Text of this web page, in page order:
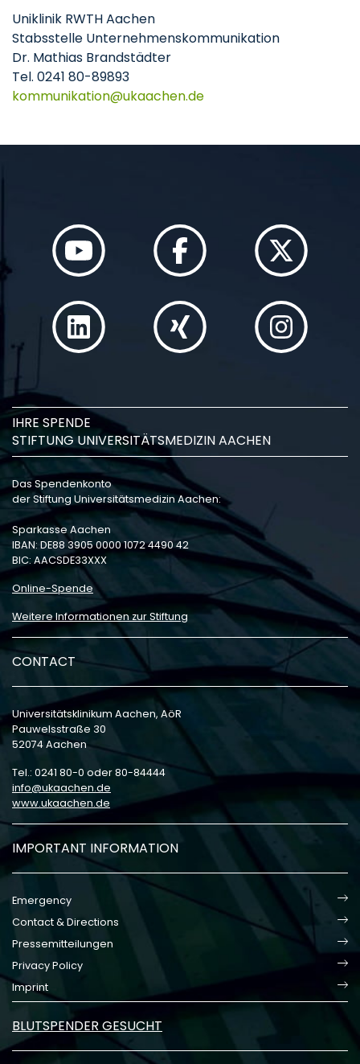
Uniklinik RWTH Aachen
Stabsstelle Unternehmenskommunikation
Dr. Mathias Brandstädter
Tel. 0241 80-89893
kommunikation
ukaachende
IHRE SPENDE
STIFTUNG UNIVERSITÄTSMEDIZIN AACHEN
Das Spendenkonto
der Stiftung Universitätsmedizin Aachen:
Sparkasse Aachen
IBAN: DE88 3905 0000 1072 4490 42
BIC: AACSDE33XXX
Online-Spende
Weitere Informationen zur Stiftung
CONTACT
Universitätsklinikum Aachen, AöR
Pauwelsstraße 30
52074 Aachen
Tel.: 0241 80-0 oder 80-84444
info
ukaachen de
www.ukaachen.de
IMPORTANT INFORMATION
Emergency
Contact & Directions
Pressemitteilungen
Privacy Policy
Imprint
BLUTSPENDER GESUCHT